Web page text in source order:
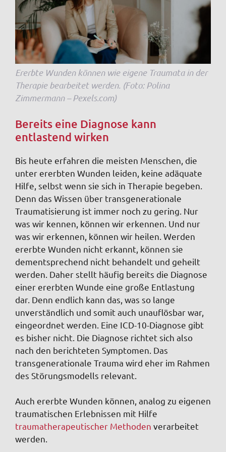
Ererbte Wunden können wie eigene Traumata in der
Therapie bearbeitet werden. (Foto: Polina
Zimmermann – Pexels.com)
Bereits eine Diagnose kann
entlastend wirken
Bis heute erfahren die meisten Menschen, die
unter ererbten Wunden leiden, keine adäquate
Hilfe, selbst wenn sie sich in Therapie begeben.
Denn das Wissen über transgenerationale
Traumatisierung ist immer noch zu gering. Nur
was wir kennen, können wir erkennen. Und nur
was wir erkennen, können wir heilen. Werden
ererbte Wunden nicht erkannt, können sie
dementsprechend nicht behandelt und geheilt
werden. Daher stellt häufig bereits die Diagnose
einer ererbten Wunde eine große Entlastung
dar. Denn endlich kann das, was so lange
unverständlich und somit auch unauflösbar war,
eingeordnet werden. Eine ICD-10-Diagnose gibt
es bisher nicht. Die Diagnose richtet sich also
nach den berichteten Symptomen. Das
transgenerationale Trauma wird eher im Rahmen
des Störungsmodells relevant.
Auch ererbte Wunden können, analog zu eigenen
traumatischen Erlebnissen mit Hilfe
traumatherapeutischer Methoden verarbeitet
werden.